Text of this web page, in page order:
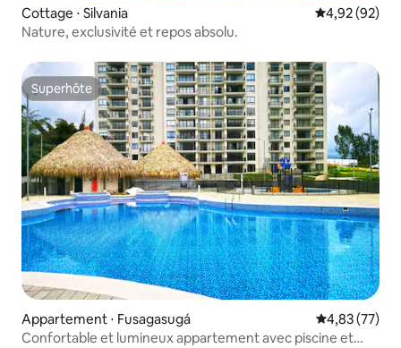
Cottage ⋅ Silvania Évaluation
4,92 (92)
Nature, exclusivité et repos absolu.
Superhôte
Superhôte
Appartement ⋅ Fusagasugá Évaluation
4,83 (77)
Confortable et lumineux appartement avec piscine et